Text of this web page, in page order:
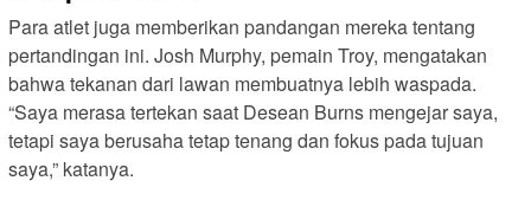
Para atlet juga memberikan pandangan mereka tentang
pertandingan ini. Josh Murphy, pemain Troy, mengatakan
bahwa tekanan dari lawan membuatnya lebih waspada.
“Saya merasa tertekan saat Desean Burns mengejar saya,
tetapi saya berusaha tetap tenang dan fokus pada tujuan
saya,” katanya.